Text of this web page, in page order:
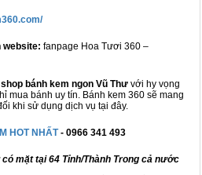
website: fanpage Hoa Tươi 360 –
shop bánh kem ngon Vũ Thư với hy vọng
mua bánh uy tín. Bánh kem 360 sẽ mang
khi sử dụng dịch vụ tại đây.
HOT NHẤT- 0966 341 493
mặt tại 64 Tỉnh/Thành Trong cả nước